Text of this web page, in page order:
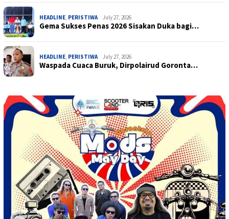
HEADLINE PERISTIWA July 27, 2026
Gema Sukses Penas 2026 Sisakan Duka bagi…
HEADLINE PERISTIWA July 27, 2026
Waspada Cuaca Buruk, Dirpolairud Goronta…